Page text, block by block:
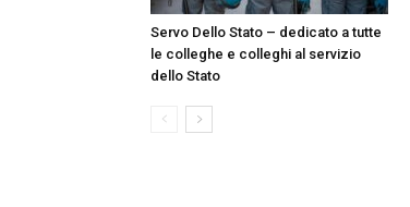
Servo Dello Stato – dedicato a tutte
le colleghe e colleghi al servizio
dello Stato